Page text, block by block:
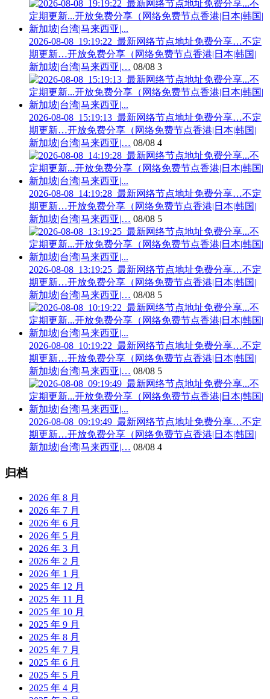
2026-08-08_19:19:22_最新网络节点地址免费分享…不定
期更新…开放免费分享（网络免费节点香港|日本|韩国|
新加坡|台湾|马来西亚|… 08/08 3
2026-08-08_15:19:13_最新网络节点地址免费分享…不定
期更新…开放免费分享（网络免费节点香港|日本|韩国|
新加坡|台湾|马来西亚|… 08/08 4
2026-08-08_14:19:28_最新网络节点地址免费分享…不定
期更新…开放免费分享（网络免费节点香港|日本|韩国|
新加坡|台湾|马来西亚|… 08/08 5
2026-08-08_13:19:25_最新网络节点地址免费分享…不定
期更新…开放免费分享（网络免费节点香港|日本|韩国|
新加坡|台湾|马来西亚|… 08/08 5
2026-08-08_10:19:22_最新网络节点地址免费分享…不定
期更新…开放免费分享（网络免费节点香港|日本|韩国|
新加坡|台湾|马来西亚|… 08/08 5
2026-08-08_09:19:49_最新网络节点地址免费分享…不定
期更新…开放免费分享（网络免费节点香港|日本|韩国|
新加坡|台湾|马来西亚|… 08/08 4
归档
2026 年 8 月
2026 年 7 月
2026 年 6 月
2026 年 5 月
2026 年 3 月
2026 年 2 月
2026 年 1 月
2025 年 12 月
2025 年 11 月
2025 年 10 月
2025 年 9 月
2025 年 8 月
2025 年 7 月
2025 年 6 月
2025 年 5 月
2025 年 4 月